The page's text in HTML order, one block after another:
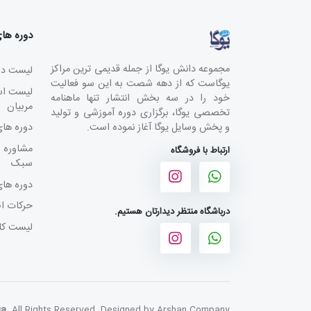
مجموعه دانش یوگا از جمله قدیمی ترین مراکز
یوگاست که از دهه شصت به این سو فعالیت
خود را در سه بخش انتشار تنها ماهنامه
تخصصی یوگا، برگزاری دوره آموزشی و تولید
و پخش وسایل یوگا آغاز نموده است.
ارتباط با فروشگاه
درباشگاه منتظر دیدارتان هستیم.
دوره
لیست
لیست
مربیان
دوره
مشاوره
سبک
دوره
حرکات
لیست